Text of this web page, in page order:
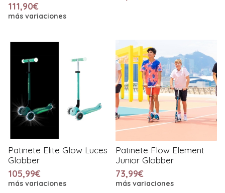
111,90€
más variaciones
Patinete Elite Glow Luces
Globber
105,99€
más variaciones
Patinete Flow Element
Junior Globber
73,99€
más variaciones